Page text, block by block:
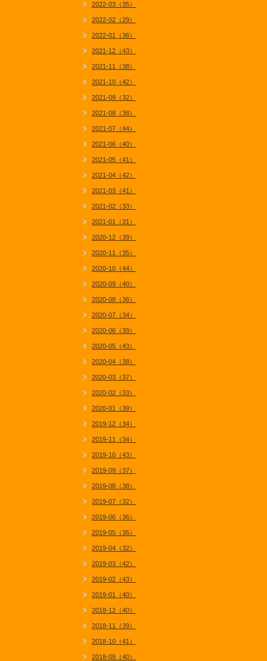
2022-03（35）
2022-02（29）
2022-01（36）
2021-12（43）
2021-11（38）
2021-10（42）
2021-09（32）
2021-08（38）
2021-07（44）
2021-06（40）
2021-05（41）
2021-04（42）
2021-03（41）
2021-02（33）
2021-01（31）
2020-12（39）
2020-11（35）
2020-10（44）
2020-09（40）
2020-08（36）
2020-07（34）
2020-06（39）
2020-05（43）
2020-04（38）
2020-03（37）
2020-02（33）
2020-01（39）
2019-12（34）
2019-11（34）
2019-10（43）
2019-09（37）
2019-08（38）
2019-07（32）
2019-06（36）
2019-05（35）
2019-04（32）
2019-03（42）
2019-02（43）
2019-01（40）
2018-12（40）
2018-11（39）
2018-10（41）
2018-09（40）